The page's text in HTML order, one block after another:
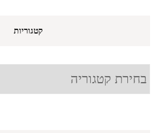
קטגוריות
קטגוריות